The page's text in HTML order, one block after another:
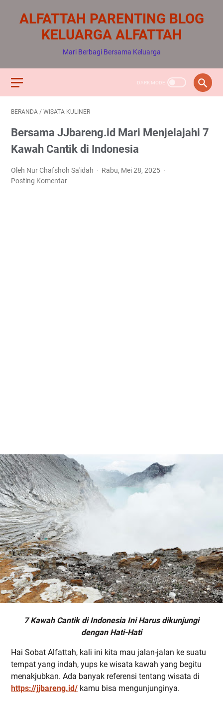
ALFATTAH PARENTING BLOG
KELUARGA ALFATTAH
Mari Berbagi Bersama Keluarga
BERANDA / WISATA KULINER
Bersama JJbareng.id Mari Menjelajahi 7
Kawah Cantik di Indonesia
Oleh Nur Chafshoh Sa'idah
Rabu, Mei 28, 2025
Posting Komentar
7 Kawah Cantik di Indonesia Ini Harus dikunjungi
dengan Hati-Hati
Hai Sobat Alfattah, kali ini kita mau jalan-jalan ke suatu
tempat yang indah, yups ke wisata kawah yang begitu
menakjubkan. Ada banyak referensi tentang wisata di
https://jjbareng.id/ kamu bisa mengunjunginya.